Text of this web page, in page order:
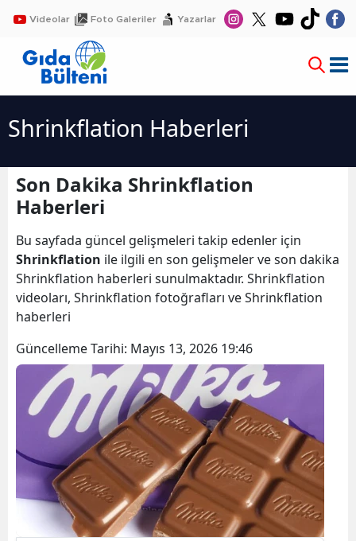
Videolar Foto Galeriler Yazarlar
Shrinkflation Haberleri
Son Dakika Shrinkflation
Haberleri
Bu sayfada güncel gelişmeleri takip edenler için
Shrinkflation ile ilgili en son gelişmeler ve son dakika
Shrinkflation haberleri sunulmaktadır. Shrinkflation
videoları, Shrinkflation fotoğrafları ve Shrinkflation
haberleri
Güncelleme Tarihi: Mayıs 13, 2026 19:46